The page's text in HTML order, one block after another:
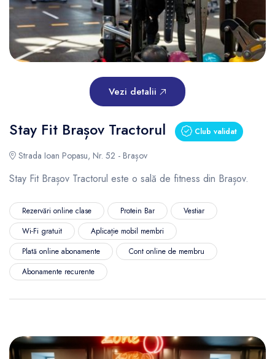
Vezi detalii
Stay Fit Brașov Tractorul Club validat
Strada Ioan Popasu, Nr. 52 - Brașov
Stay Fit Brașov Tractorul este o sală de fitness din Brașov.
Rezervări online clase Protein Bar
Vestiar
Wi-Fi gratuit
Aplicație mobil membri
Plată online abonamente
Cont online de membru
Abonamente recurente